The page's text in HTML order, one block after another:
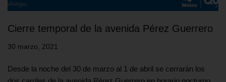
Cierre temporal de la avenida Pérez Guerrero
30 marzo, 2021
Desde la noche del 30 de marzo al 1 de abril se cerrarán los